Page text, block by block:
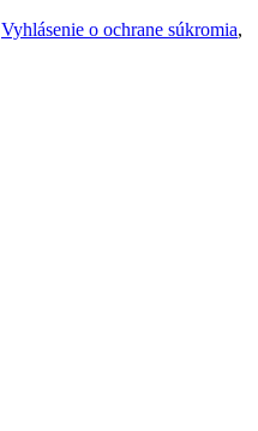
Vyhlásenie o ochrane súkromia,